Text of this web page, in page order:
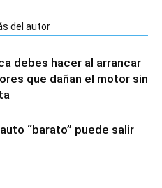
del autor
debes hacer al arrancar
que dañan el motor sin
“barato” puede salir